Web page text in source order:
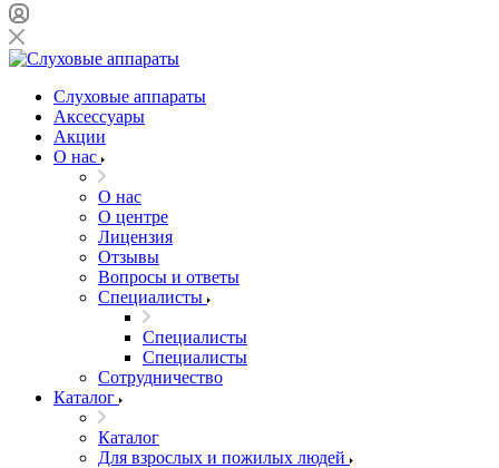
Слуховые аппараты
Аксессуары
Акции
О нас
О нас
О центре
Лицензия
Отзывы
Вопросы и ответы
Специалисты
Специалисты
Специалисты
Сотрудничество
Каталог
Каталог
Для взрослых и пожилых людей